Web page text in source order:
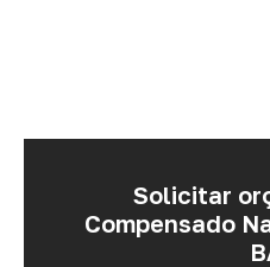
Solicitar
Compensado